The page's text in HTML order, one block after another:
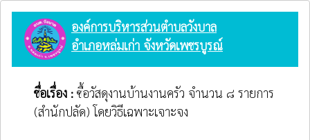
องค์การบริหารส่วนตำบลวังบาล
อำเภอหล่มเก่า จังหวัดเพชรบูรณ์
ชื่อเรื่อง : ซื้อวัสดุงานบ้านงานครัว จำนวน ๘ รายการ
(สำนักปลัด) โดยวิธีเฉพาะเจาะจง